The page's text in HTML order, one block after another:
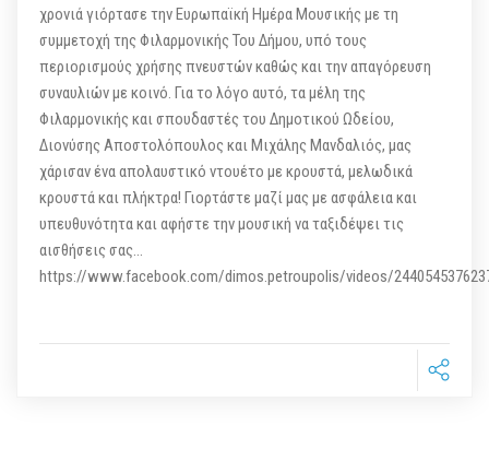
χρονιά γιόρτασε την Ευρωπαϊκή Ημέρα Μουσικής με τη
συμμετοχή της Φιλαρμονικής Του Δήμου, υπό τους
περιορισμούς χρήσης πνευστών καθώς και την απαγόρευση
συναυλιών με κοινό. Για το λόγο αυτό, τα μέλη της
Φιλαρμονικής και σπουδαστές του Δημοτικού Ωδείου,
Διονύσης Αποστολόπουλος και Μιχάλης Μανδαλιός, μας
χάρισαν ένα απολαυστικό ντουέτο με κρουστά, μελωδικά
κρουστά και πλήκτρα! Γιορτάστε μαζί μας με ασφάλεια και
υπευθυνότητα και αφήστε την μουσική να ταξιδέψει τις
αισθήσεις σας…
https://www.facebook.com/dimos.petroupolis/videos/